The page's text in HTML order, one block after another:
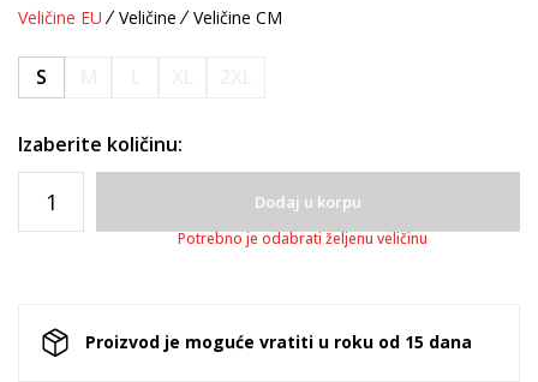
Veličine EU Veličine Veličine CM
S
Izaberite količinu:
Dodaj u korpu
Potrebno je odabrati željenu veličinu
Proizvod je moguće vratiti u roku od 15 dana